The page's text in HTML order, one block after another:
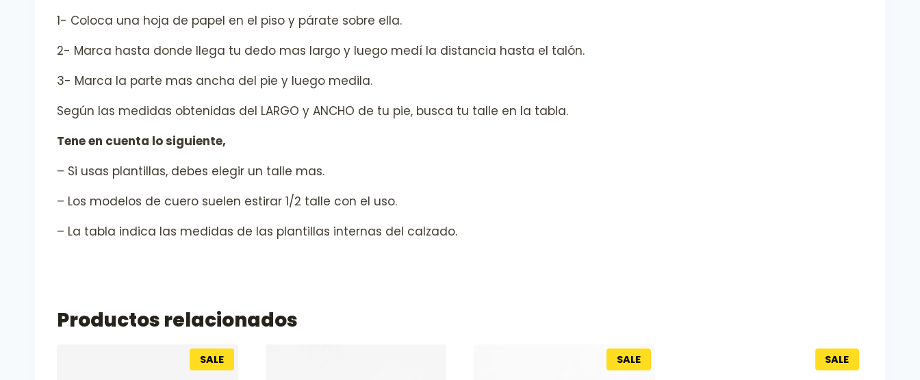
1- Coloca una hoja de papel en el piso y párate sobre ella.
2- Marca hasta donde llega tu dedo mas largo y luego medí la distancia hasta el talón.
3- Marca la parte mas ancha del pie y luego medila.
Según las medidas obtenidas del LARGO y ANCHO de tu pie, busca tu talle en la tabla.
Tene en cuenta lo siguiente,
– Si usas plantillas, debes elegir un talle mas.
– Los modelos de cuero suelen estirar 1/2 talle con el uso.
– La tabla indica las medidas de las plantillas internas del calzado.
Productos relacionados
SALE SALE SALE